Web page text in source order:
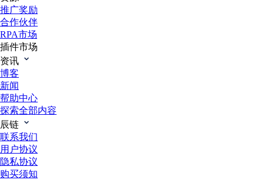
推广奖励
合作伙伴
RPA市场
插件市场
资讯
博客
新闻
帮助中心
探索全部内容
辰链
联系我们
用户协议
隐私协议
购买须知